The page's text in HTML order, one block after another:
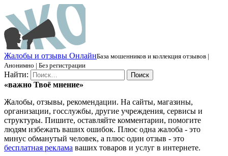
Жалобы и отзывы ОнлайнБаза мошенников и коллекция отзывов |
Анонимно | Без регистрации
Найти:
«важно Твоё мнение»
Жалобы, отзывы, рекомендации. На сайты, магазины,
организации, госслужбы, другие учреждения, сервисы и
структуры. Пишите, оставляйте комментарии, помогите
людям избежать ваших ошибок. Плюс одна жалоба - это
минус обманутый человек, а плюс один отзыв - это
бесплатная реклама ваших товаров и услуг в интернете.